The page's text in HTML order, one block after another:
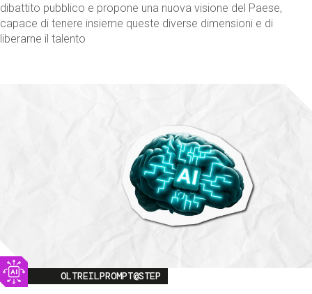
dibattito pubblico e propone una nuova visione del Paese,
capace di tenere insieme queste diverse dimensioni e di
liberarne il talento
Image
OLTREILPROMPT@STEP